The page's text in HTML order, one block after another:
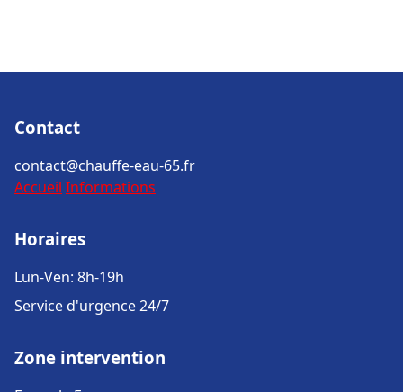
Contact
contact@chauffe-eau-65.fr
Accueil Informations
Horaires
Lun-Ven: 8h-19h
Service d'urgence 24/7
Zone intervention